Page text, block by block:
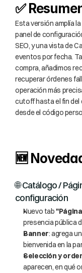
✅
Esta versión amplía
panel de
SEO, y una vista de
eventos por fecha.
compra, añadimos
recuperar órdenes
operación más
cutoff hasta el fin
desde el código
🆕
🌐 Catálogo /
configuración
Nuevo tab
presencia pública
Banner: agrega
bienvenida en la
Selección y
aparecen, en qué